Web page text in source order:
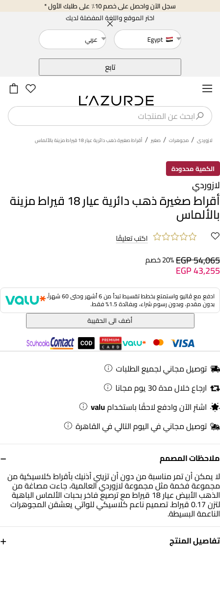
سجل الآن واحصل على خصم 10٪ على طلبك الأول *
اختر الموقع واللغة المفضلة لديك
Egypt
عربي
تابع
لازوردى / مجوهرات / صغير / أقراط صغيرة ذهب دائرية عيار 18 قيراط مزينة بالألماس
الكمية محدودة
ملاحظات المصمم −
لا يمكن أن تمر مناسبة من دون أن تزيني أذنيك بأقراط كلاسيكية من
مجموعة فخمة مثل مجموعة لازوردي العالمية، جاءت مصاغة من
الذهب الأبيض عيار 18 قيراط مع ترصيع فاخر بحبات الألماس الباهية
لتزن 0.17 قيراط. تصميم ناعم كلاسيكي للواتي يعشقن المجوهرات
الناعمة البسيطة.
تفاصيل المنتج
+
لازوردي
أقراط صغيرة ذهب دائرية عيار 18 قيراط مزينة
بالألماس
اكتب تعليقًا
EGP 54,06520% خصم
EGP 43,255
ادفع مع ڤاليو واستمتع بخطط تقسيط تبدأ من 6 أشهر وحتى 60 شهراً،
بدون مقدم، وبدون رسوم شراء، وبفائدة 1.5% فقط.
أضف الى الحقيبة
توصيل مجاني لجميع الطلبات
ارجاع خلال مدة 30 يوم مجانا
اشترِ الآن وادفع لاحقًا باستخدامvalu
توصيل مجاني في اليوم التالي في القاهرة